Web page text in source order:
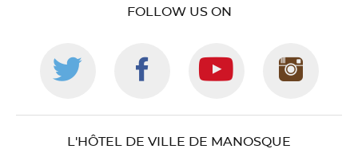
FOLLOW US ON
Follow
us
Follow
us
Follow
us
us
L'HÔTEL DE VILLE DE MANOSQUE